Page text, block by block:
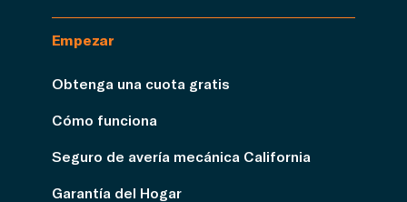
Empezar
Obtenga una cuota gratis
Cómo funciona
Seguro de avería mecánica California
Garantía del Hogar